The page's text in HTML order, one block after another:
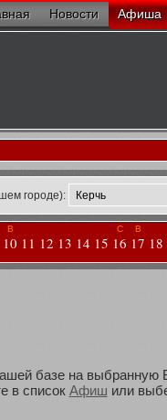
Новости Афиша
городе):
В
10 11 12 13 14 15
С
16
В
17 18
базе на выбранную
в список Афиш или